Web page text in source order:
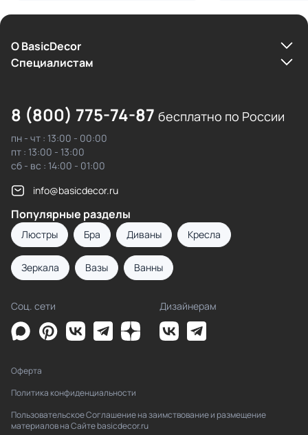
О BasicDecor
Cпециалистам
8 (800) 775-74-87 бесплатно по России
пн - чт : 13:00 - 00:00
пт : 13:00 - 13:00
сб - вс : 14:00 - 01:00
info@basicdecor.ru
Популярные разделы
Люстры Бра Диваны Кресла
Зеркала Вазы Ванны
Соц. сети Дизайнерам
Оферта
Политика конфиденциальности
Пользовательское Соглашение на заимствование и размещение
материалов на Сайте basicdecor.ru